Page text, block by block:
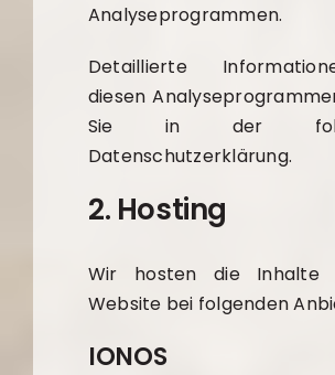
Analyseprogrammen.
Detaillierte
diesen
Sie in der
Datenschutzerklärung.
2. Hosting
Wir hosten die Inhalte
Website bei folgenden
IONOS